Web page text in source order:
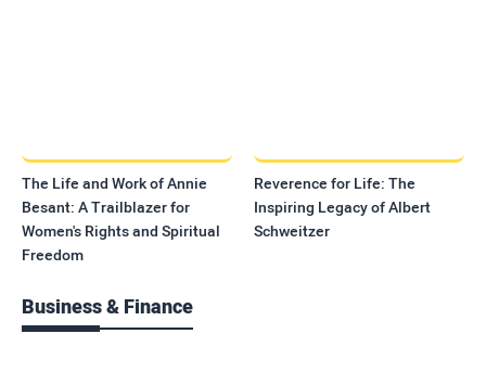
The Life and Work of Annie
Besant: A Trailblazer for
Women's Rights and Spiritual
Freedom
Reverence for Life: The
Inspiring Legacy of Albert
Schweitzer
Business & Finance